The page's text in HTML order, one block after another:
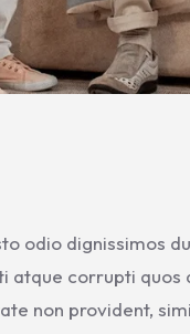
odio dignissimos
atque corrupti quos
non provident,